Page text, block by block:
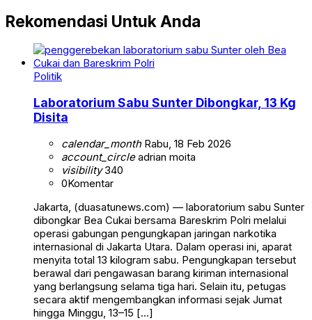
Rekomendasi Untuk Anda
Politik
Laboratorium Sabu Sunter Dibongkar, 13 Kg
Disita
calendar_monthRabu, 18 Feb 2026
account_circleadrian moita
visibility340
0Komentar
Jakarta, (duasatunews.com) — laboratorium sabu Sunter
dibongkar Bea Cukai bersama Bareskrim Polri melalui
operasi gabungan pengungkapan jaringan narkotika
internasional di Jakarta Utara. Dalam operasi ini, aparat
menyita total 13 kilogram sabu. Pengungkapan tersebut
berawal dari pengawasan barang kiriman internasional
yang berlangsung selama tiga hari. Selain itu, petugas
secara aktif mengembangkan informasi sejak Jumat
hingga Minggu, 13–15 […]